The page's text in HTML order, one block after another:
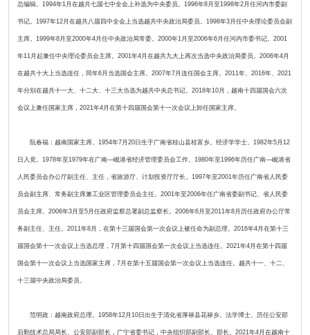
总编辑。1994年1月在越共七届七中全会上补选为中央委员。1996年8月至1998年2月任河内市委副
书记。1997年12月在越共八届四中全会上当选越共中央政治局委员。1998年3月任中央理论委员会副
主席。1999年8月至2000年4月任中央政治局常委。2000年1月至2006年6月任河内市委书记。2001
年11月起兼任中央理论委员会主席。2001年4月在越共九大上再次当选中央政治局委员。2006年4月
在越共十大上当选连任，同年6月当选国会主席。2007年7月连任国会主席。2011年、2016年、2021
年分别在越共十一大、十二大、十三大当选为越共中央总书记。2018年10月，越南十四届国会六次
会议上兼任国家主席，2021年4月在第十四届国会第十一次会议上卸任国家主席。
阮春福：越南国家主席。1954年7月20日生于广南省桂山县桂富乡。经济学学士。1982年5月12
日入党。1978年至1979年在广南—岘港省经济管理委员会工作。1980年至1996年历任广南—岘港省
人民委员会办公厅副主任、主任，省旅游厅、计划投资厅厅长。1997年至2001年历任广南省人民委
员会副主席、常务副主席兼工业区管理委员会主任。2001年至2006年任广南省委副书记、省人民委
员会主席。2006年3月至5月任政府监察总署副总监察长。2006年6月至2011年8月历任政府办公厅常
务副主任、主任。2011年8月，在第十三届国会第一次会议上被任命为副总理。2016年4月在第十三
届国会第十一次会议上当选总理，7月第十四届国会第一次会议上当选连任。2021年4月在第十四届
国会第十一次会议上当选国家主席，7月在第十五届国会第一次会议上当选连任。越共十一、十二、
十三届中央政治局委员。
范明政：越南政府总理。1958年12月10日出生于清化省厚禄县花禄乡。法学博士。历任公安部
后勤技术总局局长、公安部副部长，广宁省委书记，中央组织部副部长、部长。2021年4月在越南十